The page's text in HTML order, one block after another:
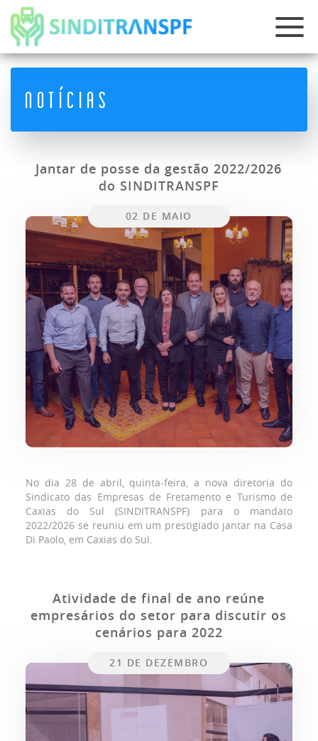
O SINDICATO
ASSOCIE-SE
VANTAGENS
CONVENÇÕES
FALE CONOSCO
NOTÍCIAS
Jantar de posse da gestão 2022/2026
do SINDITRANSPF
02 DE MAIO
No dia 28 de abril, quinta-feira, a nova diretoria do
Sindicato das Empresas de Fretamento e Turismo de
Caxias do Sul (SINDITRANSPF) para o mandato
2022/2026 se reuniu em um prestigiado jantar na Casa
Di Paolo, em Caxias do Sul.
Atividade de final de ano reúne
empresários do setor para discutir os
cenários para 2022
21 DE DEZEMBRO